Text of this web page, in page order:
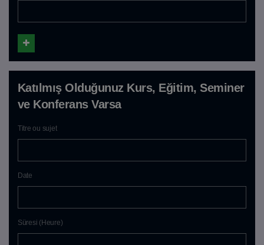
Katılmış Olduğunuz Kurs, Eğitim, Seminer
ve Konferans Varsa
Titre ou sujet
Date
Süresi (Heure)